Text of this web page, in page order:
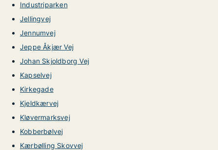
Industriparken
Jellingvej
Jennumvej
Jeppe Åkjær Vej
Johan Skjoldborg Vej
Kapselvej
Kirkegade
Kjeldkærvej
Kløvermarksvej
Kobberbølvej
Kærbølling Skovvej